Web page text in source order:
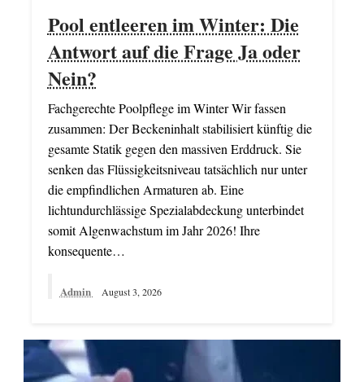
Pool entleeren im Winter: Die
Antwort auf die Frage Ja oder
Nein?
Fachgerechte Poolpflege im Winter Wir fassen
zusammen: Der Beckeninhalt stabilisiert künftig die
gesamte Statik gegen den massiven Erddruck. Sie
senken das Flüssigkeitsniveau tatsächlich nur unter
die empfindlichen Armaturen ab. Eine
lichtundurchlässige Spezialabdeckung unterbindet
somit Algenwachstum im Jahr 2026! Ihre
konsequente…
Admin August 3, 2026